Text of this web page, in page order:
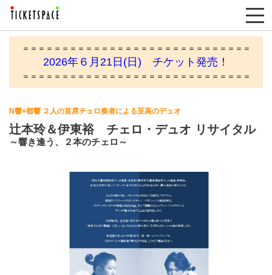
＝＝＝＝＝＝＝＝＝＝＝＝＝＝＝＝＝＝＝＝＝＝＝＝＝＝＝＝＝
2026年６月21日(日) チケット発売！
＝＝＝＝＝＝＝＝＝＝＝＝＝＝＝＝＝＝＝＝＝＝＝＝＝＝＝＝＝
N響×都響 ２人の首席チェロ奏者による至高のデュオ
辻本玲＆伊東裕 チェロ・デュオ リサイタル
～響き逢う、２本のチェロ～